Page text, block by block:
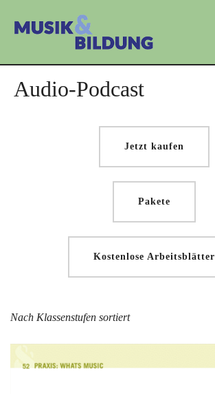
Audio-Podcast
Jetzt kaufen
Pakete
Kostenlose Arbeitsblätter
Nach Klassenstufen sortiert